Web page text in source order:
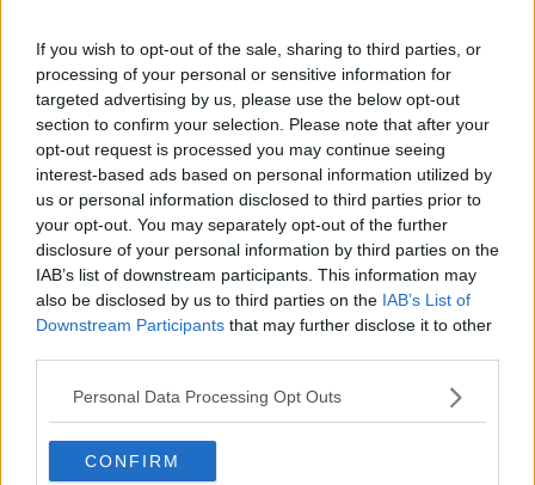
If you wish to opt-out of the sale, sharing to third parties, or
processing of your personal or sensitive information for
targeted advertising by us, please use the below opt-out
section to confirm your selection. Please note that after your
opt-out request is processed you may continue seeing
interest-based ads based on personal information utilized by
us or personal information disclosed to third parties prior to
your opt-out. You may separately opt-out of the further
disclosure of your personal information by third parties on the
IAB’s list of downstream participants. This information may
also be disclosed by us to third parties on the IAB’s List of
Downstream Participants that may further disclose it to other
Personal Data Processing Opt Outs
CONFIRM
Altoforno spento
Turismo, c'è il bando per i cinque Punti Blu
Stop alle "spiagge apparecchiate"
Spiaggia pulita grazie ai naturisti
Finti tramonti
Estate da leggere, al mare c'è anche la biblioteca
Assegnati i Punti Blu a Baratti
Ferragosto, il galateo vale anche in spiaggia